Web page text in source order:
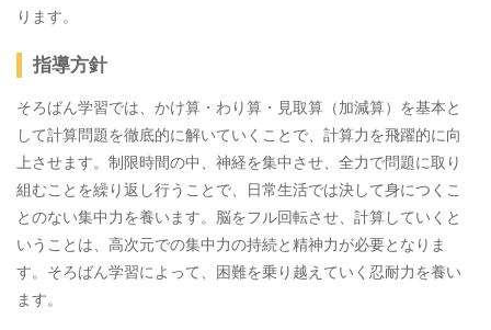
ります。
指導方針
そろばん学習では、かけ算・わり算・見取算（加減算）を基本と
して計算問題を徹底的に解いていくことで、計算力を飛躍的に向
上させます。制限時間の中、神経を集中させ、全力で問題に取り
組むことを繰り返し行うことで、日常生活では決して身につくこ
とのない集中力を養います。脳をフル回転させ、計算していくと
いうことは、高次元での集中力の持続と精神力が必要となりま
す。そろばん学習によって、困難を乗り越えていく忍耐力を養い
ます。